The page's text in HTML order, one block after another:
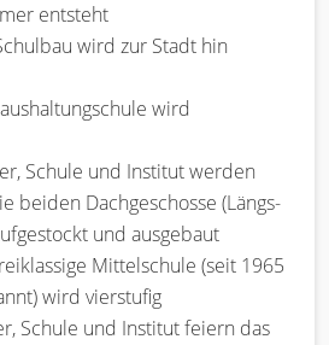
entsteht
wird zur Stadt hin
wird
Schule und Institut werden
beiden Dachgeschosse (Längs-
und ausgebaut
Mittelschule (seit 1965
wird vierstufig
Schule und Institut feiern das